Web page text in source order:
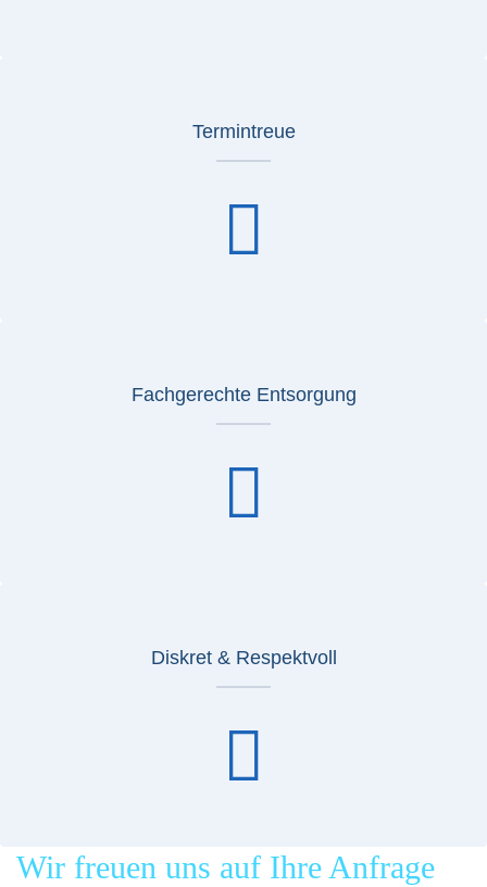
Termintreue
Fachgerechte Entsorgung
Diskret & Respektvoll
Wir freuen uns auf Ihre Anfrage